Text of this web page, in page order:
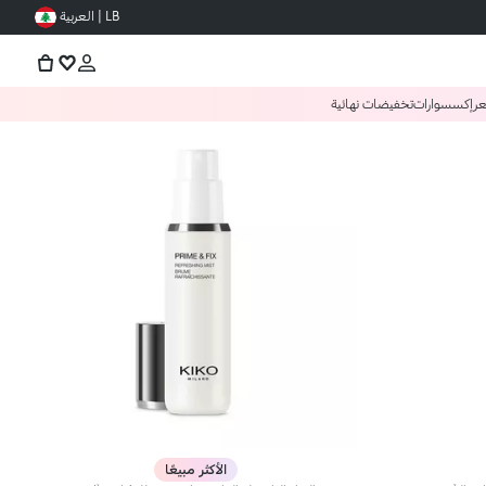
LB | العربية
إكسسواراتتخفيضات نهائية
الأكثر مبيعًا